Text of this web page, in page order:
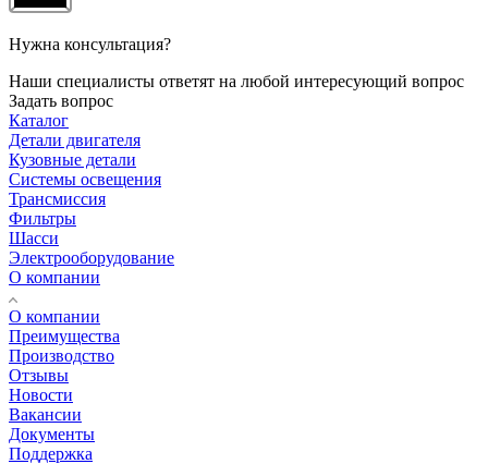
Нужна консультация?
Наши специалисты ответят на любой интересующий вопрос
Задать вопрос
Каталог
Детали двигателя
Кузовные детали
Системы освещения
Трансмиссия
Фильтры
Шасси
Электрооборудование
О компании
О компании
Преимущества
Производство
Отзывы
Новости
Вакансии
Документы
Поддержка